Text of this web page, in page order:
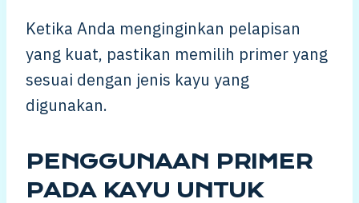
Ketika Anda menginginkan pelapisan
yang kuat, pastikan memilih primer yang
sesuai dengan jenis kayu yang
digunakan.
PENGGUNAAN PRIMER
PADA KAYU UNTUK